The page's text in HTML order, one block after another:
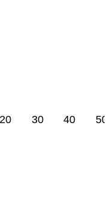
20 30 40 50